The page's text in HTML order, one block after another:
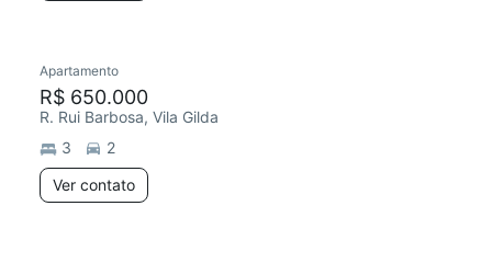
Apartamento
R$ 650.000
R. Rui Barbosa, Vila Gilda
3
2
Ver contato